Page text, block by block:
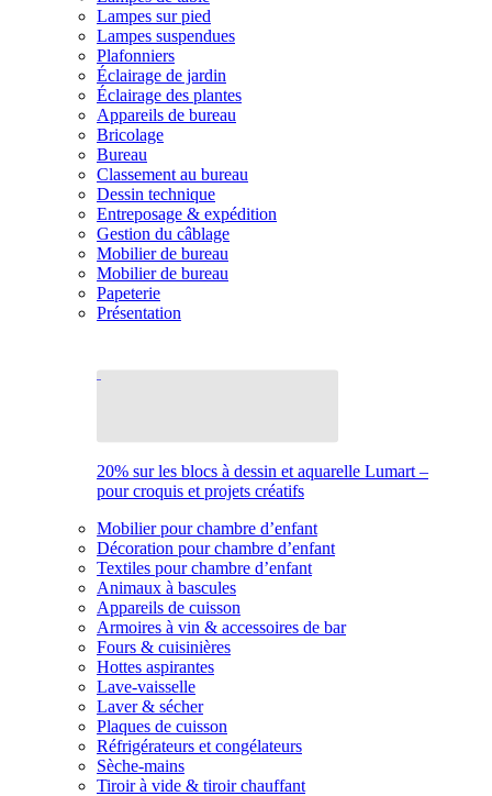
Lampes sur pied
Lampes suspendues
Plafonniers
Éclairage de jardin
Éclairage des plantes
Appareils de bureau
Bricolage
Bureau
Classement au bureau
Dessin technique
Entreposage & expédition
Gestion du câblage
Mobilier de bureau
Mobilier de bureau
Papeterie
Présentation
20% sur les blocs à dessin et aquarelle Lumart –
pour croquis et projets créatifs
Mobilier pour chambre d’enfant
Décoration pour chambre d’enfant
Textiles pour chambre d’enfant
Animaux à bascules
Appareils de cuisson
Armoires à vin & accessoires de bar
Fours & cuisinières
Hottes aspirantes
Lave-vaisselle
Laver & sécher
Plaques de cuisson
Réfrigérateurs et congélateurs
Sèche-mains
Tiroir à vide & tiroir chauffant